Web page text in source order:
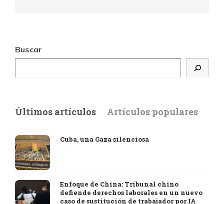
Buscar
Últimos artículos Artículos populares
Cuba, una Gaza silenciosa
Enfoque de China: Tribunal chino
defiende derechos laborales en un nuevo
caso de sustitución de trabajador por IA